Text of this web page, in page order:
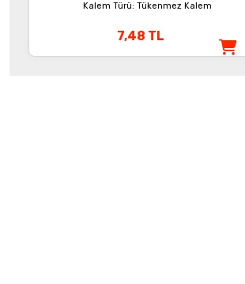
Kalem Türü: Tükenmez Kalem
7,48 TL